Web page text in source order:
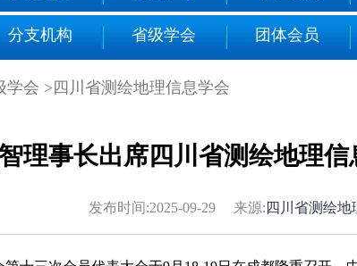
分支机构 省级学会 团体会员
学会 >四川省测绘地理信息学会
理事长出席四川省测绘地理
发布时间:2025-09-29 来源: 四川省测绘地